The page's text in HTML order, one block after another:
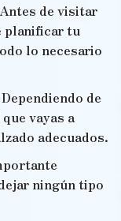
Antes de visitar
planificar tu
lo necesario
Dependiendo de
vayas a
adecuados.
ningún tipo